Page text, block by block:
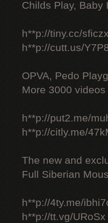
Childs Play, Baby
h**p://tiny.cc/sficzx
h**p://cutt.us/
OPVA, Pedo
More 3000
h**p://put2.me/
h**p://citly.me/
The new and
Full Siberian
h**p://4ty.me/
h**p://tt.vg/URoSx